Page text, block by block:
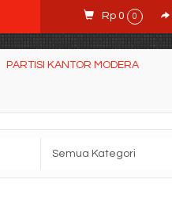
Rp 0 0
PARTISI KANTOR MODERA